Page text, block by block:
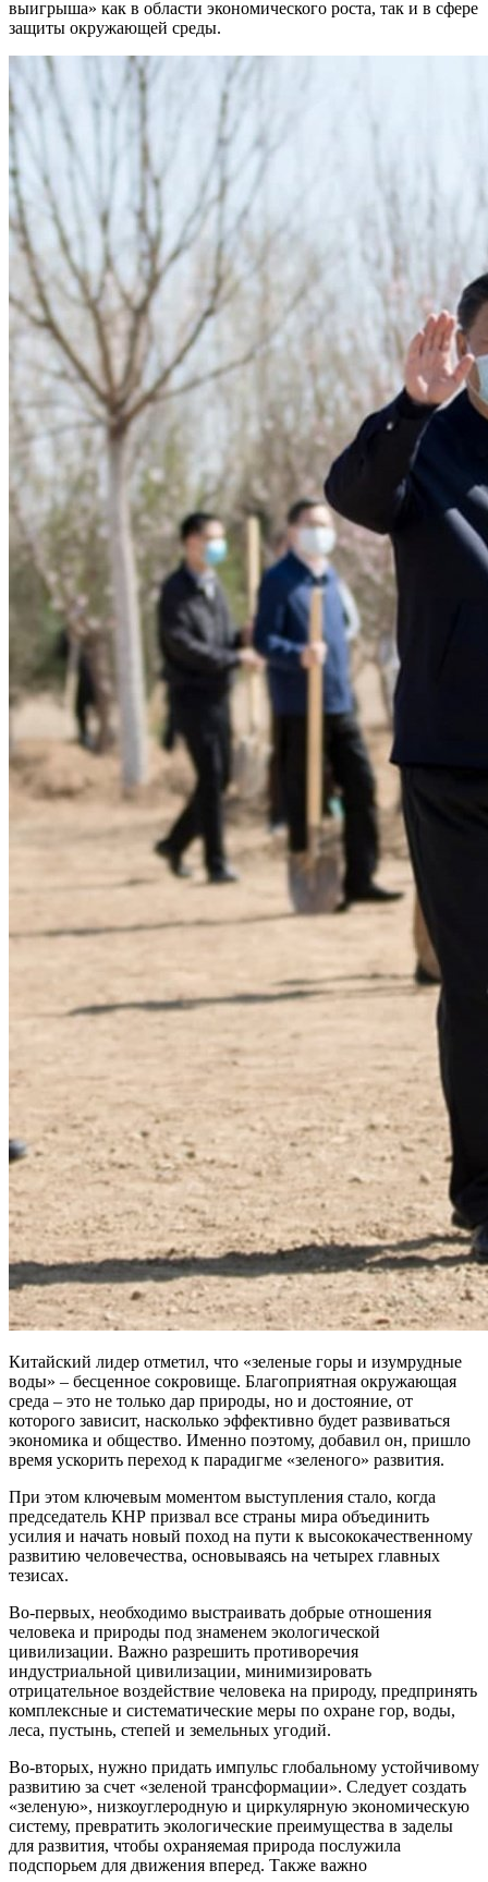
выигрыша» как в области экономического роста, так и в сфере
защиты окружающей среды.
Китайский лидер отметил, что «зеленые горы и изумрудные
воды» – бесценное сокровище. Благоприятная окружающая
среда – это не только дар природы, но и достояние, от
которого зависит, насколько эффективно будет развиваться
экономика и общество. Именно поэтому, добавил он, пришло
время ускорить переход к парадигме «зеленого» развития.
При этом ключевым моментом выступления стало, когда
председатель КНР призвал все страны мира объединить
усилия и начать новый поход на пути к высококачественному
развитию человечества, основываясь на четырех главных
тезисах.
Во-первых, необходимо выстраивать добрые отношения
человека и природы под знаменем экологической
цивилизации. Важно разрешить противоречия
индустриальной цивилизации, минимизировать
отрицательное воздействие человека на природу, предпринять
комплексные и систематические меры по охране гор, воды,
леса, пустынь, степей и земельных угодий.
Во-вторых, нужно придать импульс глобальному устойчивому
развитию за счет «зеленой трансформации». Следует создать
«зеленую», низкоуглеродную и циркулярную экономическую
систему, превратить экологические преимущества в заделы
для развития, чтобы охраняемая природа послужила
подспорьем для движения вперед. Также важно